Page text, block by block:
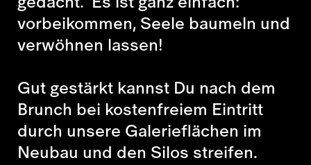
vorbeikommen, Seele baumeln und
verwöhnen lassen!
Gut gestärkt kannst Du nach dem
Brunch bei kostenfreiem Eintritt
durch unsere Galerieflächen im
Neubau und den Silos streifen.